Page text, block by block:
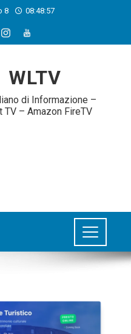
8 08:48:57
WLTV
di Informazione –
TV – Amazon FireTV